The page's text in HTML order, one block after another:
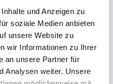
und Anzeigen zu
soziale Medien anbieten
unsere Website zu
wir Informationen zu Ihrer
an unsere Partner für
Analysen weiter. Unsere
Pfalz:
Pfalz elektronisch
der Reform 2007.